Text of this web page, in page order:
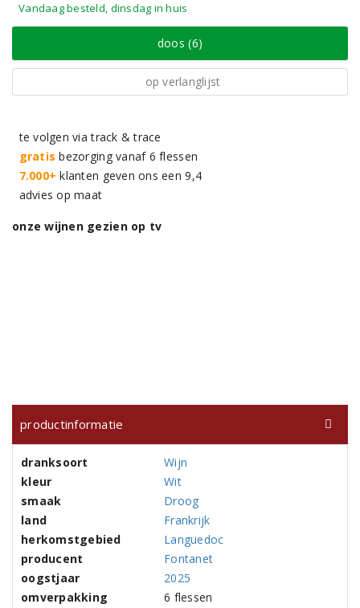
Vandaag besteld, dinsdag in huis
doos (6)
op verlanglijst
te volgen via track & trace
gratis bezorging vanaf 6 flessen
7.000+ klanten geven ons een 9,4
advies op maat
onze wijnen gezien op tv
productinformatie
dranksoort
Wijn
kleur
Wit
smaak
Droog
land
Frankrijk
herkomstgebied
Languedoc
producent
Fontanet
oogstjaar
2025
omverpakking
6 flessen